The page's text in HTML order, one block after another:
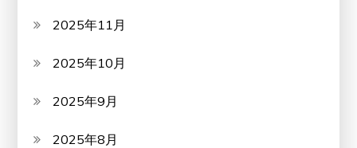
2025年11月
2025年10月
2025年9月
2025年8月